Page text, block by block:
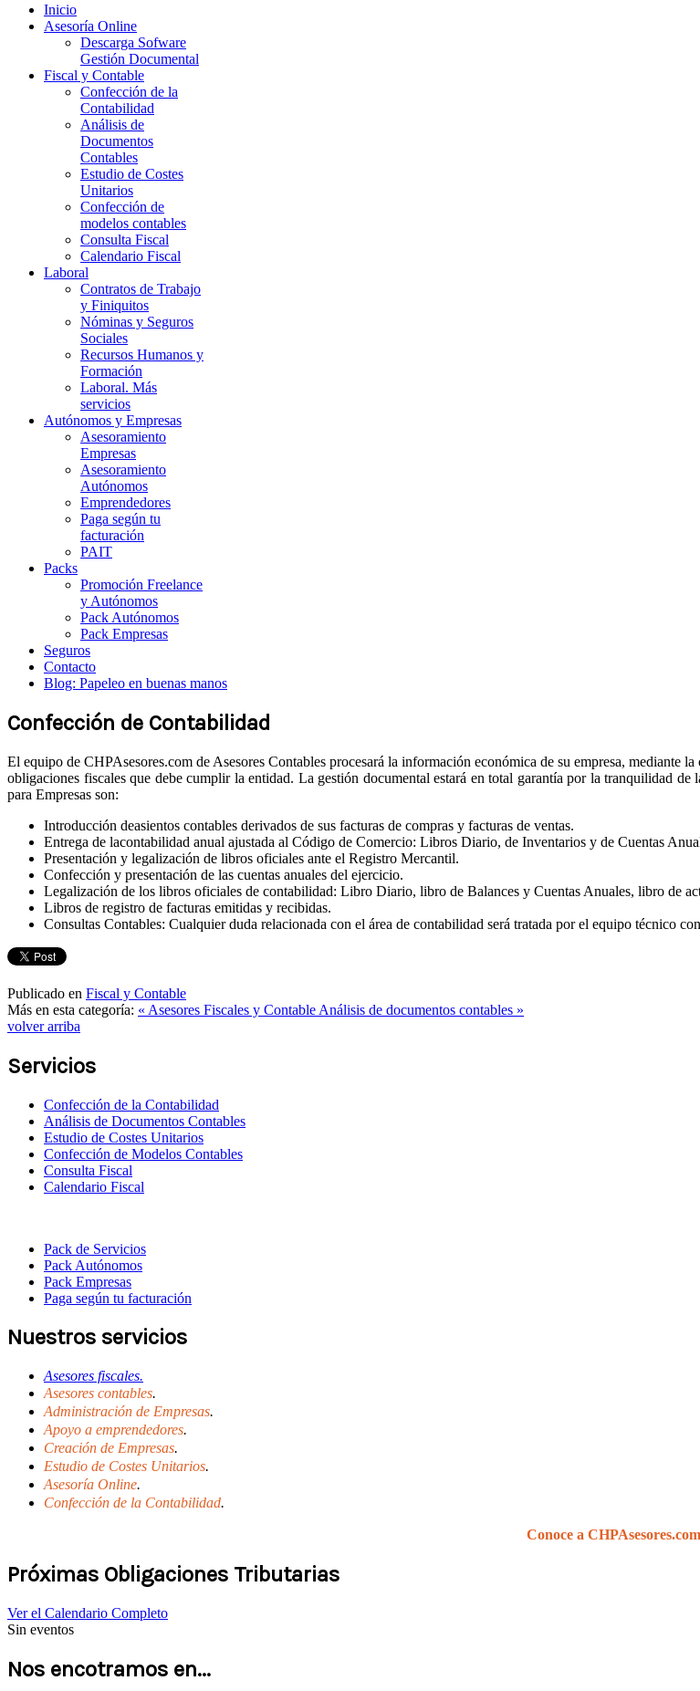
Inicio
Asesoría Online
Descarga Sofware
Gestión Documental
Fiscal y Contable
Confección de la
Contabilidad
Análisis de
Documentos
Contables
Estudio de Costes
Unitarios
Confección de
modelos contables
Consulta Fiscal
Calendario Fiscal
Laboral
Contratos de Trabajo
y Finiquitos
Nóminas y Seguros
Sociales
Recursos Humanos y
Formación
Laboral. Más
servicios
Autónomos y Empresas
Asesoramiento
Empresas
Asesoramiento
Autónomos
Emprendedores
Paga según tu
facturación
PAIT
Packs
Promoción Freelance
y Autónomos
Pack Autónomos
Pack Empresas
Seguros
Contacto
Blog: Papeleo en buenas manos
Confección de Contabilidad
El equipo de CHPAsesores.com de Asesores Contables procesará la información económica de su empresa, mediante
obligaciones fiscales que debe cumplir la entidad. La gestión documental estará en total garantía por la tranquilidad
para Empresas son:
Introducción deasientos contables derivados de sus facturas de compras y facturas de ventas.
Entrega de lacontabilidad anual ajustada al Código de Comercio: Libros Diario, de Inventarios y de Cuentas
Presentación y legalización de libros oficiales ante el Registro Mercantil.
Confección y presentación de las cuentas anuales del ejercicio.
Legalización de los libros oficiales de contabilidad: Libro Diario, libro de Balances y Cuentas Anuales, libro de
Libros de registro de facturas emitidas y recibidas.
Consultas Contables: Cualquier duda relacionada con el área de contabilidad será tratada por el equipo técnico
Publicado en Fiscal y Contable
Más en esta categoría: « Asesores Fiscales y Contable Análisis de documentos contables »
volver arriba
Servicios
Confección de la Contabilidad
Análisis de Documentos Contables
Estudio de Costes Unitarios
Confección de Modelos Contables
Consulta Fiscal
Calendario Fiscal
Pack de Servicios
Pack Autónomos
Pack Empresas
Paga según tu facturación
Nuestros servicios
Asesores fiscales.
Asesores contables.
Administración de Empresas.
Apoyo a emprendedores.
Creación de Empresas.
Estudio de Costes Unitarios.
Asesoría Online.
Confección de la Contabilidad.
Conoce a CHPAsesores.com
Próximas Obligaciones Tributarias
Ver el Calendario Completo
Sin eventos
Nos encotramos en...